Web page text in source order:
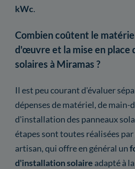
kWc.
Combien coûtent le
d'œuvre et la mise en place
solaires à Miramas ?
Il est peu courant d'évaluer
dépenses de matériel, de
d'installation des panneaux
étapes sont toutes réalisées
artisan, qui offre en général un
d'installation solaire adapté à